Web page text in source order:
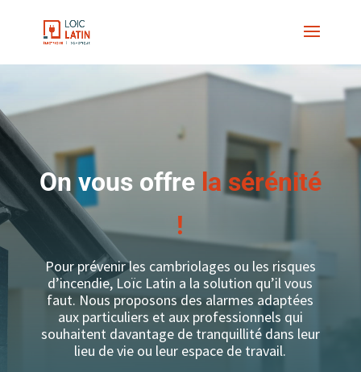
On vous offre la sérénité
!
Pour prévenir les cambriolages ou les risques
d’incendie, Loïc Latin a la solution qu’il vous
faut. Nous proposons des alarmes adaptées
aux particuliers et aux professionnels qui
souhaitent davantage de tranquillité dans leur
lieu de vie ou leur espace de travail.